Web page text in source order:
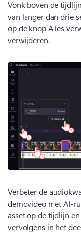
Vonk boven de
van langer dan drie
op de knop Alles
verwijderen.
Verbeter de
demovideo met AI-
asset op de tijdlijn
vervolgens in het